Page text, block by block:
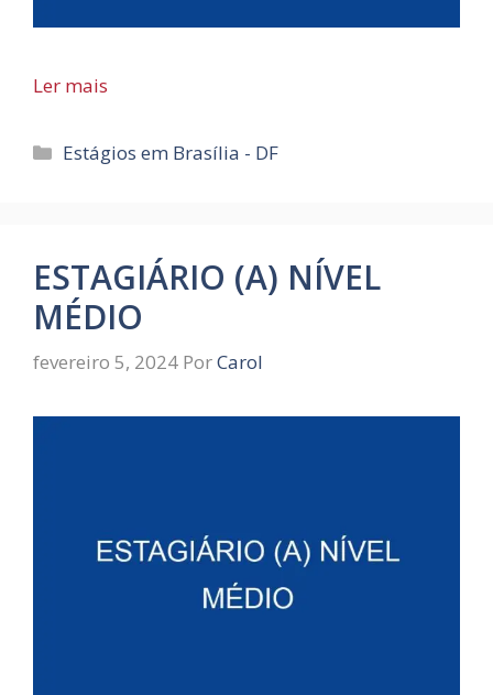
Ler mais
Categorias
Estágios em Brasília - DF
ESTAGIÁRIO (A) NÍVEL
MÉDIO
fevereiro 5, 2024 PorCarol